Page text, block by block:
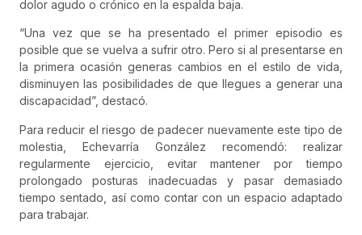
dolor agudo o crónico en la espalda baja.
“Una vez que se ha presentado el primer episodio es
posible que se vuelva a sufrir otro. Pero si al presentarse en
la primera ocasión generas cambios en el estilo de vida,
disminuyen las posibilidades de que llegues a generar una
discapacidad”, destacó.
Para reducir el riesgo de padecer nuevamente este tipo de
molestia, Echevarría González recomendó: realizar
regularmente ejercicio, evitar mantener por tiempo
prolongado posturas inadecuadas y pasar demasiado
tiempo sentado, así como contar con un espacio adaptado
para trabajar.